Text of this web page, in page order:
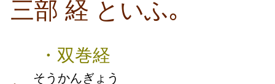
三部 経 といふ｡
・双巻経
そうかんぎょう